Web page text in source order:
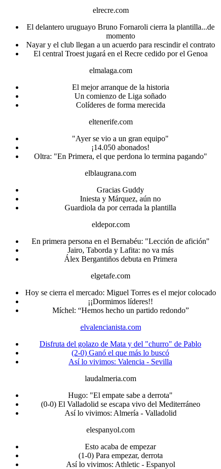
elrecre.com
El delantero uruguayo Bruno Fornaroli cierra la plantilla...de
momento
Nayar y el club llegan a un acuerdo para rescindir el contrato
El central Troest jugará en el Recre cedido por el Genoa
elmalaga.com
El mejor arranque de la historia
Un comienzo de Liga soñado
Colíderes de forma merecida
eltenerife.com
"Ayer se vio a un gran equipo"
¡14.050 abonados!
Oltra: "En Primera, el que perdona lo termina pagando"
elblaugrana.com
Gracias Guddy
Iniesta y Márquez, aún no
Guardiola da por cerrada la plantilla
eldepor.com
En primera persona en el Bernabéu: "Lección de afición"
Jairo, Taborda y Lafita: no va más
Álex Bergantiños debuta en Primera
elgetafe.com
Hoy se cierra el mercado: Miguel Torres es el mejor colocado
¡¡Dormimos líderes!!
Míchel: “Hemos hecho un partido redondo”
elvalencianista.com
Disfruta del golazo de Mata y del "churro" de Pablo
(2-0) Ganó el que más lo buscó
Así lo vivimos: Valencia - Sevilla
laudalmeria.com
Hugo: "El empate sabe a derrota"
(0-0) El Valladolid se escapa vivo del Mediterráneo
Así lo vivimos: Almería - Valladolid
elespanyol.com
Esto acaba de empezar
(1-0) Para empezar, derrota
Así lo vivimos: Athletic - Espanyol